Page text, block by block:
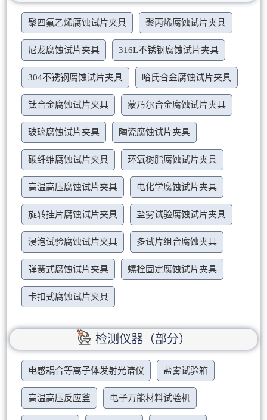
聚四氟乙烯腐蚀试片夹具 聚丙烯腐蚀试片夹具
尼龙腐蚀试片夹具 316L不锈钢腐蚀试片夹具
304不锈钢腐蚀试片夹具 哈氏合金腐蚀试片夹具
钛合金腐蚀试片夹具 蒙乃尔合金腐蚀试片夹具
玻璃腐蚀试片夹具 陶瓷腐蚀试片夹具
碳纤维腐蚀试片夹具 环氧树脂腐蚀试片夹具
高温高压腐蚀试片夹具 电化学腐蚀试片夹具
旋转挂片腐蚀试片夹具 盐雾试验腐蚀试片夹具
浸泡试验腐蚀试片夹具 多试片组合腐蚀夹具
弹簧式腐蚀试片夹具 螺栓固定腐蚀试片夹具
卡扣式腐蚀试片夹具
检测仪器（部分）
电感耦合等离子体发射光谱仪 盐雾试验箱
高温高压反应釜 电子万能材料试验机